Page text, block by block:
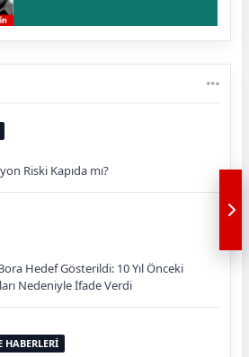
Riski Kapıda mı?
Hedef Gösterildi: 10 Yıl Önceki
Nedeniyle İfade Verdi
HABERLERİ